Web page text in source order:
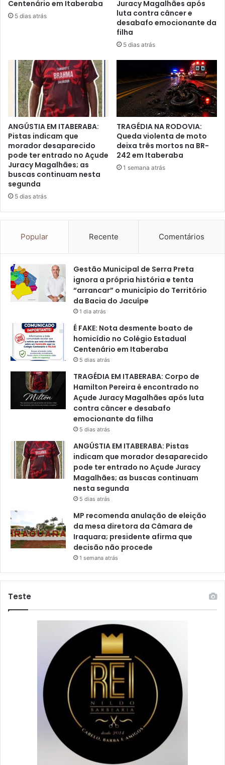
Centenário em Itaberaba
5 dias atrás
Juracy Magalhães após
luta contra câncer e
desabafo emocionante da
filha
5 dias atrás
ANGÚSTIA EM ITABERABA:
Pistas indicam que
morador desaparecido
pode ter entrado no Açude
Juracy Magalhães; as
buscas continuam nesta
segunda
5 dias atrás
TRAGÉDIA NA RODOVIA:
Queda violenta de moto
deixa três mortos na BR-
242 em Itaberaba
1 semana atrás
Popular Recente Comentários
Gestão Municipal de Serra Preta
ignora a própria história e tenta
“arrancar” o município do Território
da Bacia do Jacuípe
1 dia atrás
É FAKE: Nota desmente boato de
homicídio no Colégio Estadual
Centenário em Itaberaba
5 dias atrás
TRAGÉDIA EM ITABERABA: Corpo de
Hamilton Pereira é encontrado no
Açude Juracy Magalhães após luta
contra câncer e desabafo
emocionante da filha
5 dias atrás
ANGÚSTIA EM ITABERABA: Pistas
indicam que morador desaparecido
pode ter entrado no Açude Juracy
Magalhães; as buscas continuam
nesta segunda
5 dias atrás
MP recomenda anulação de eleição
da mesa diretora da Câmara de
Iraquara; presidente afirma que
decisão não procede
1 semana atrás
Teste